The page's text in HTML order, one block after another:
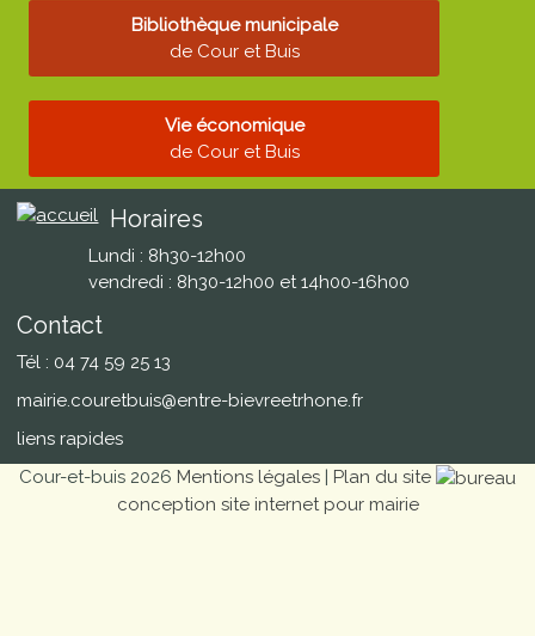
Bibliothèque municipale
de Cour et Buis
Vie économique
de Cour et Buis
Horaires
Lundi : 8h30-12h00
vendredi : 8h30-12h00 et 14h00-16h00
Contact
Tél : 04 74 59 25 13
mairie.couretbuis@entre-bievreetrhone.fr
liens rapides
Cour-et-buis 2026 Mentions légales | Plan du site
conception site internet pour mairie